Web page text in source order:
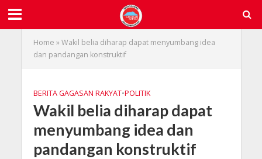
Home »Wakil belia diharap dapat menyumbang idea
dan pandangan konstruktif
BERITA GAGASAN RAKYAT•POLITIK
Wakil belia diharap dapat
menyumbang idea dan
pandangan konstruktif